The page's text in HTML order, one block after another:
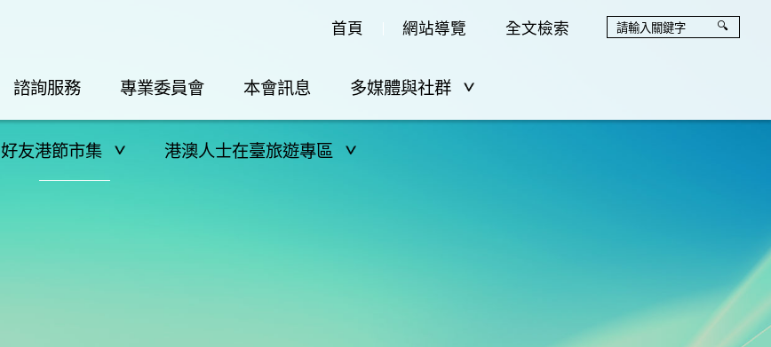
首頁 網站導覽 全文檢索
諮詢服務 專業委員會 本會訊息 多媒體與社群
好友港節市集 港澳人士在臺旅遊專區